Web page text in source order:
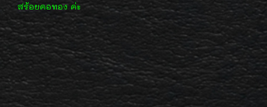
สร้อยคอทอง ค่ะ